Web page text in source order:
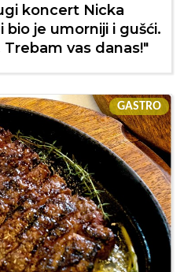
koncert Nicka
bio je umorniji i gušći.
vas danas!"
GASTRO